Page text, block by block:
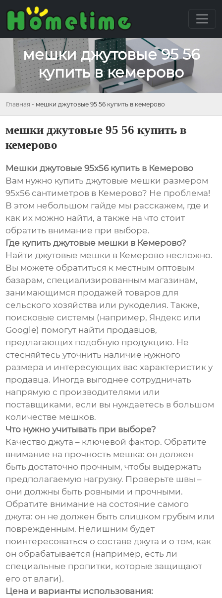
мешки джутовые 95 56
купить в кемерово
Главная - мешки джутовые 95 56 купить в кемерово
мешки джутовые 95 56 купить в
кемерово
Мешки джутовые 95x56 купить в Кемерово
Вам нужно купить джутовые мешки размером
95х56 сантиметров в Кемерово? Не проблема!
В этом небольшом гайде мы расскажем, где и
как их можно найти, а также на что стоит
обратить внимание при выборе.
Где купить джутовые мешки в Кемерово?
Найти джутовые мешки в Кемерово несложно.
Вы можете обратиться к местным оптовым
базарам, специализированным магазинам,
занимающимся продажей товаров для
сельского хозяйства или рукоделия. Также,
поисковые системы (например, Яндекс или
Google) помогут найти продавцов,
предлагающих подобную продукцию. Не
стесняйтесь уточнить наличие нужного
размера и интересующих вас характеристик у
продавца. Иногда выгоднее сотрудничать
напрямую с производителями или
поставщиками, если вы нуждаетесь в большом
количестве мешков.
Что нужно учитывать при выборе?
Качество джута – ключевой фактор. Обратите
внимание на прочность мешка: он должен
быть достаточно прочным, чтобы выдержать
предполагаемую нагрузку. Проверьте швы –
они должны быть ровными и прочными.
Обратите внимание на состояние самого
джута: он не должен быть слишком грубым или
поврежденным. Нелишним будет
поинтересоваться о составе джута и о том, как
он обрабатывается (например, есть ли
специальные пропитки, которые защищают
его от влаги).
Цена и варианты использования: